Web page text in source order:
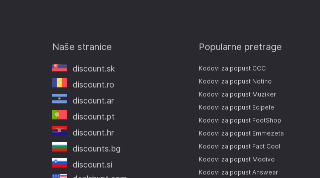
Naše stranice
discount.sk
discount.ro
discount.ar
discount.pt
discount.hr
discounts.bg
discount.si
Popularne pretrage
Kodovi za popust CCC
Kodovi za popust Notino
Kodovi za popust Muziker
Kodovi za popust Ecipele
Kodovi za popust FootShop
Kodovi za popust Emmezeta
Kodovi za popust Fact Cool
Kodovi za popust Modivo
Kodovi za popust Answear